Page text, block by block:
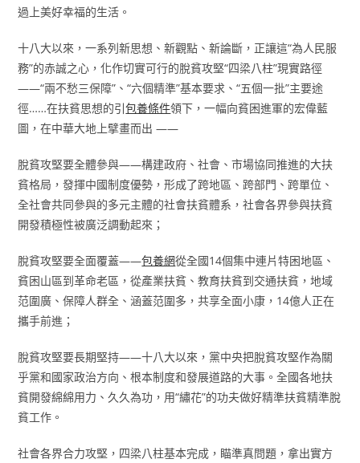
過上美好幸福的生活。
十八大以來，一系列新思想、新觀點、新論斷，正讓這“為人民服
務”的赤誠之心，化作切實可行的脫貧攻堅“四梁八柱”現實路徑
——“兩不愁三保障”、“六個精準”基本要求、“五個一批”主要途
徑……在扶貧思想的引包養條件領下，一幅向貧困進軍的宏偉藍
圖，在中華大地上擘畫而出 ——
脫貧攻堅要全體參與——構建政府、社會、市場協同推進的大扶
貧格局，發揮中國制度優勢，形成了跨地區、跨部門、跨單位、
全社會共同參與的多元主體的社會扶貧體系，社會各界參與扶貧
開發積極性被廣泛調動起來；
脫貧攻堅要全面覆蓋——包養網從全國14個集中連片特困地區、
貧困山區到革命老區，從產業扶貧、教育扶貧到交通扶貧，地域
范圍廣、保障人群全、涵蓋范圍多，共享全面小康，14億人正在
攜手前進；
脫貧攻堅要長期堅持——十八大以來，黨中央把脫貧攻堅作為關
乎黨和國家政治方向、根本制度和發展道路的大事。全國各地扶
貧開發綿綿用力、久久為功，用“繡花”的功夫做好精準扶貧精準脫
貧工作。
社會各界合力攻堅，四梁八柱基本完成，瞄準真問題，拿出實方